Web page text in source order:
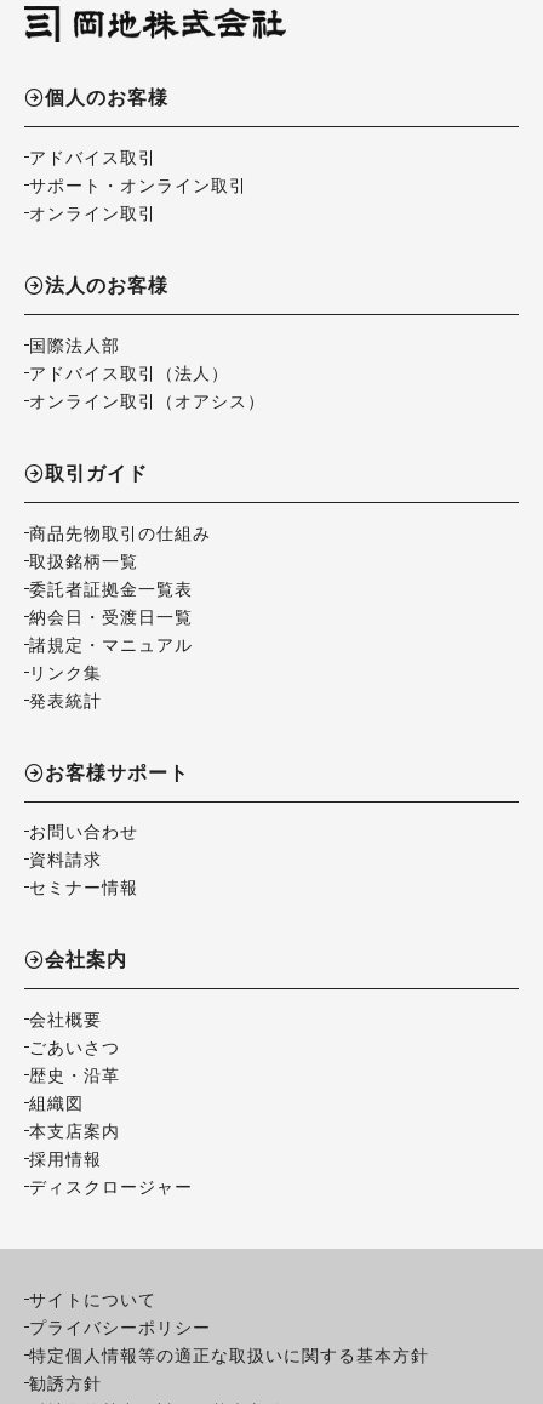
個人のお客様
アドバイス取引
サポート・オンライン取引
オンライン取引
法人のお客様
国際法人部
アドバイス取引（法人）
オンライン取引（オアシス）
取引ガイド
商品先物取引の仕組み
取扱銘柄一覧
委託者証拠金一覧表
納会日・受渡日一覧
諸規定・マニュアル
リンク集
発表統計
お客様サポート
お問い合わせ
資料請求
セミナー情報
会社案内
会社概要
ごあいさつ
歴史・沿革
組織図
本支店案内
採用情報
ディスクロージャー
サイトについて
プライバシーポリシー
特定個人情報等の適正な取扱いに関する基本方針
勧誘方針